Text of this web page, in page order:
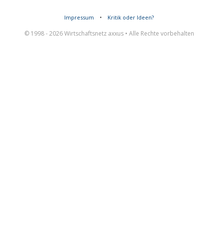
Impressum • Kritik oder Ideen?
© 1998 - 2026 Wirtschaftsnetz axxus • Alle Rechte vorbehalten